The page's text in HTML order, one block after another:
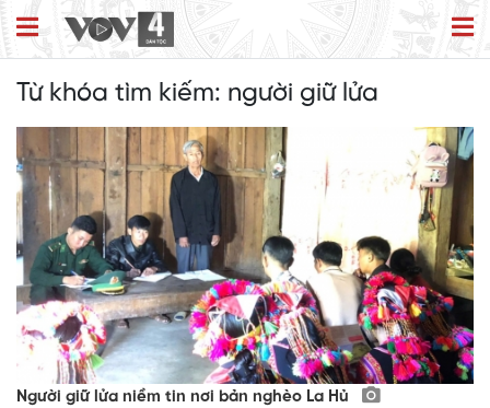
Từ khóa tìm kiếm: người giữ lửa
Người giữ lửa niềm tin nơi bản nghèo La Hủ